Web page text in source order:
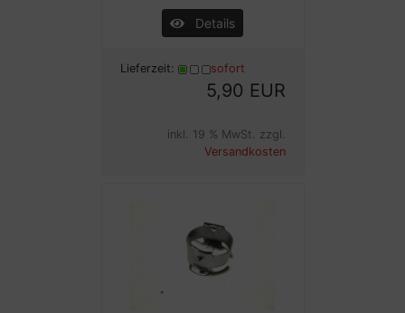
Details
Lieferzeit: sofort
5,90 EUR
inkl. 19 % MwSt. zzgl.
Versandkosten